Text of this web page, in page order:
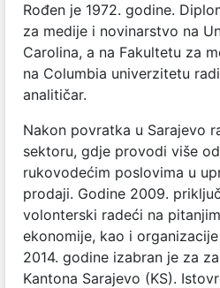
Rođen je 1972. godine.
za medije i novinarstvo na
Carolina, a na Fakultetu za
na Columbia univerzitetu
analitičar.
Nakon povratka u Sarajevo
sektoru, gdje provodi više
rukovodećim poslovima u
prodaji. Godine 2009.
volonterski radeći na
ekonomije, kao i
2014. godine izabran je za
Kantona Sarajevo (KS).